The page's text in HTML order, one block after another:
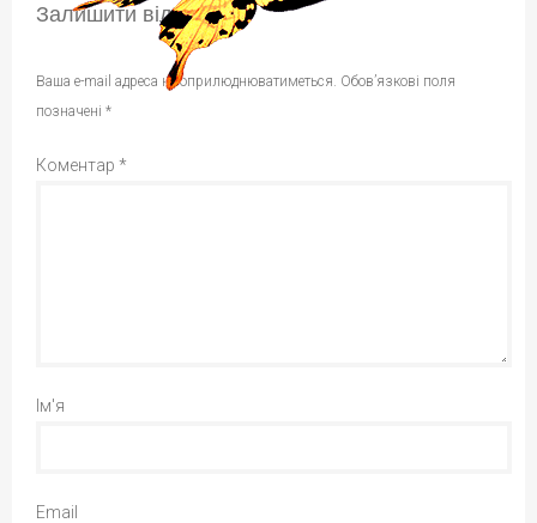
Залишити відповідь
Ваша e-mail адреса не оприлюднюватиметься. Обов’язкові поля
позначені *
Коментар *
Ім'я
Email